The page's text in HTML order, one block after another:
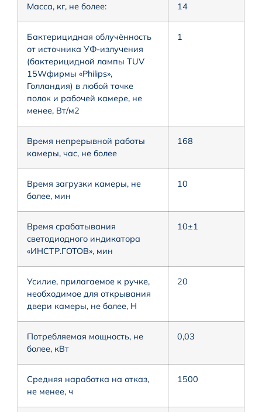
Масса, кг, не более: 14
Бактерицидная облучённость
от источника УФ-излучения
(бактерицидной лампы TUV
15Wфирмы «Philips»,
Голландия) в любой точке
полок и рабочей камере, не
менее, Вт/м2
1
Время непрерывной работы
камеры, час, не более
168
Время загрузки камеры, не
более, мин
10
Время срабатывания
светодиодного индикатора
«ИНСТР.ГОТОВ», мин
10±1
Усилие, прилагаемое к ручке,
необходимое для открывания
двери камеры, не более, Н
20
Потребляемая мощность, не
более, кВт
0,03
Средняя наработка на отказ,
не менее, ч
1500